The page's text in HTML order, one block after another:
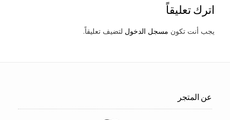
اترك تعليقاً
يجب أنت تكون مسجل الدخول لتضيف تعليقاً.
عن المتجر